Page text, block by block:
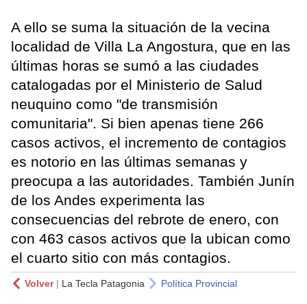
A ello se suma la situación de la vecina
localidad de Villa La Angostura, que en las
últimas horas se sumó a las ciudades
catalogadas por el Ministerio de Salud
neuquino como "de transmisión
comunitaria". Si bien apenas tiene 266
casos activos, el incremento de contagios
es notorio en las últimas semanas y
preocupa a las autoridades. También Junín
de los Andes experimenta las
consecuencias del rebrote de enero, con
con 463 casos activos que la ubican como
el cuarto sitio con más contagios.
Volver| La Tecla Patagonia Política Provincial